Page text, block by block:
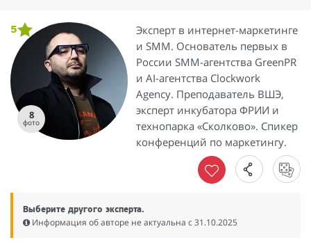
8
фото
5
Эксперт в интернет-маркетинге
и SMM. Основатель первых в
России SMM-агентства GreenPR
и AI-агентства Clockwork
Agency. Преподаватель ВШЭ,
эксперт инкубатора ФРИИ и
технопарка «Сколково». Спикер
конференций по маркетингу.
Выберите другого эксперта.
Информация об авторе не актуальна c 31.10.2025